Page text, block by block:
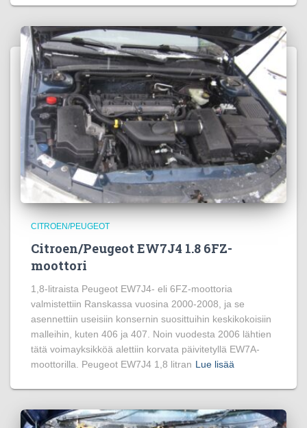
CITROEN/PEUGEOT
Citroen/Peugeot EW7J4 1.8 6FZ-
moottori
1,8-litraista Peugeot EW7J4- eli 6FZ-moottoria
valmistettiin Ranskassa vuosina 2000-2008, ja se
asennettiin useisiin konsernin suosittuihin keskikokoisiin
malleihin, kuten 406 ja 407. Noin vuodesta 2006 lähtien
tätä voimayksikköä alettiin korvata päivitetyllä EW7A-
moottorilla. Peugeot EW7J4 1,8 litran Lue lisää